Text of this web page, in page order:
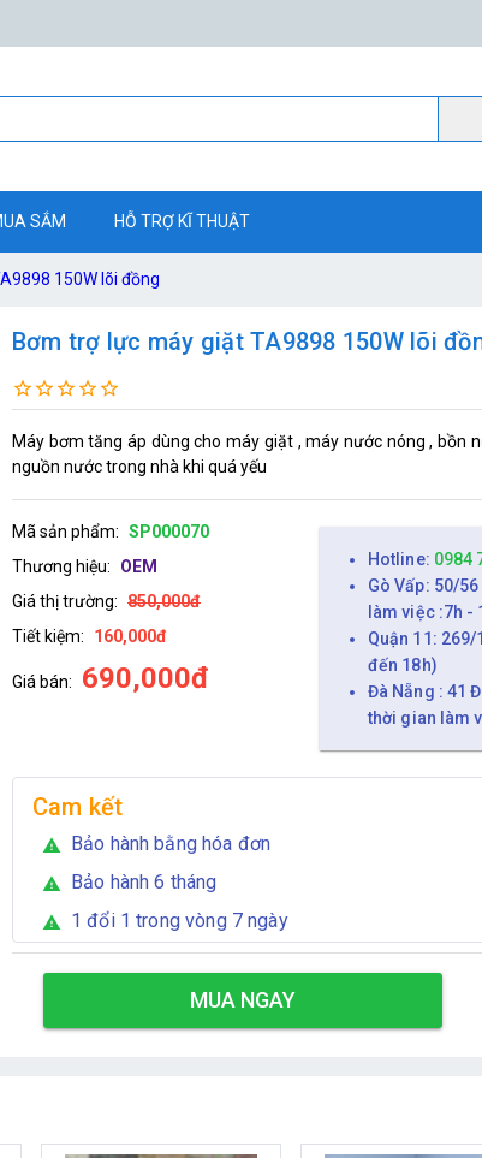
SẮM HỖ TRỢ KĨ THUẬT
150W lõi đồng
Bơm trợ lực máy giặt TA9898 150W lõi
Máy bơm tăng áp dùng cho máy giặt , máy nước nóng , bồn
nguồn nước trong nhà khi quá yếu
Mã sản phẩm: SP000070
Thương hiệu:
OEM
Giá thị trường: 850,000đ
Tiết kiệm:
160,000đ
Giá bán: 690,000đ
Hotline: 0984
Gò Vấp: 50/
làm việc :7h -
Quận 11: 269/
đến 18h)
Đà Nẵng : 41
thời gian làm
Cam kết
warning Bảo hành bằng hóa đơn
warning Bảo hành 6 tháng
warning 1 đổi 1 trong vòng 7 ngày
MUA NGAY